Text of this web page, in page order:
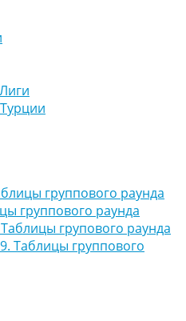
группового раунда
группового раунда
групового раунда
Таблицы группового